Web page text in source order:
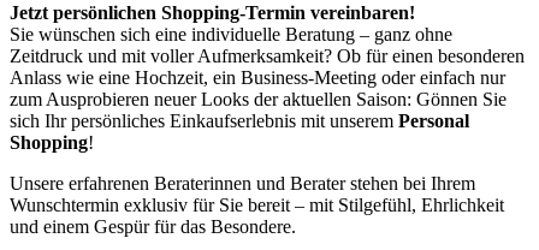
Jetzt persönlichen Shopping-Termin vereinbaren!
Sie wünschen sich eine individuelle Beratung – ganz ohne
Zeitdruck und mit voller Aufmerksamkeit? Ob für einen besonderen
Anlass wie eine Hochzeit, ein Business-Meeting oder einfach nur
zum Ausprobieren neuer Looks der aktuellen Saison: Gönnen Sie
sich Ihr persönliches Einkaufserlebnis mit unserem Personal
Shopping!
Unsere erfahrenen Beraterinnen und Berater stehen bei Ihrem
Wunschtermin exklusiv für Sie bereit – mit Stilgefühl, Ehrlichkeit
und einem Gespür für das Besondere.